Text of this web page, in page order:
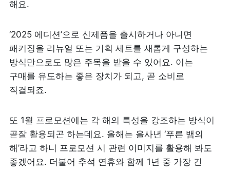
해요.
‘2025 에디션’으로 신제품을 출시하거나 아니면
패키징을 리뉴얼 또는 기획 세트를 새롭게 구성하는
방식만으로도 많은 주목을 받을 수 있어요. 이는
구매를 유도하는 좋은 장치가 되고, 곧 소비로
직결되죠.
또 1월 프로모션에는 각 해의 특성을 강조하는 방식이
곧잘 활용되곤 하는데요. 올해는 을사년 ‘푸른 뱀의
해’라고 하니 프로모션 시 관련 이미지를 활용해 봐도
좋겠어요. 더불어 추석 연휴와 함께 1년 중 가장 긴